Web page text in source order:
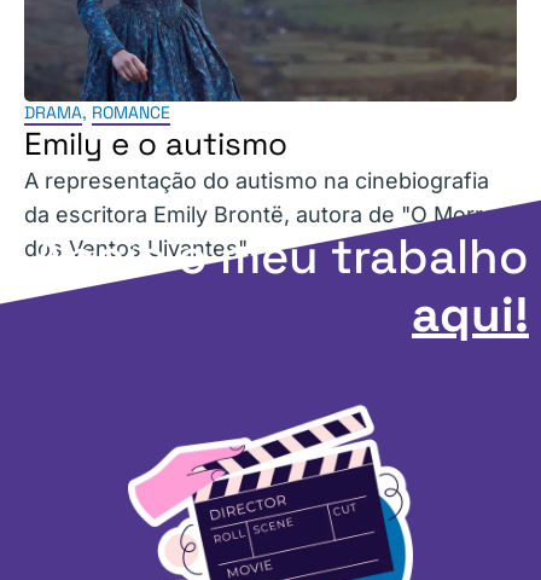
DRAMA, ROMANCE
Emily e o autismo
A representação do autismo na cinebiografia
da escritora Emily Brontë, autora de "O Morro
dos Ventos Uivantes".
Apoie o meu trabalho
aqui!